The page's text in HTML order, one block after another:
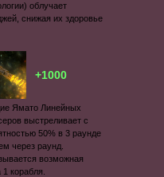
облучает
снижая их здоровье
+1000
Ямато Линейных
выстреливает с
50% в 3 раунде
через раунд.
возможная
1 корабля.